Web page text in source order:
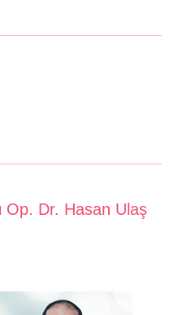
Op. Dr. Hasan Ulaş